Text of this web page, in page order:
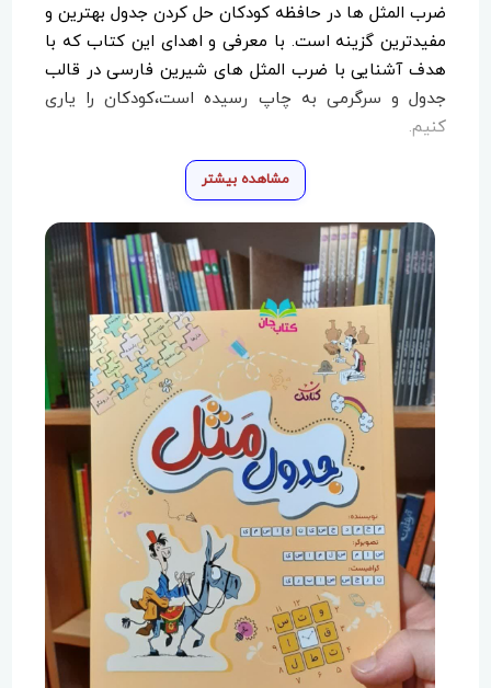
ضرب المثل ها در حافظه کودکان حل کردن جدول بهترین و
مفیدترین گزینه است. با معرفی و اهدای این کتاب که با
هدف آشنایی با ضرب المثل های شیرین فارسی در قالب
جدول و سرگرمی به چاپ رسیده است،کودکان را یاری
کنیم.
مشاهده بیشتر